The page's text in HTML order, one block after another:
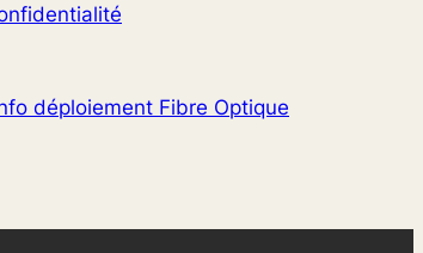
déploiement Fibre Optique